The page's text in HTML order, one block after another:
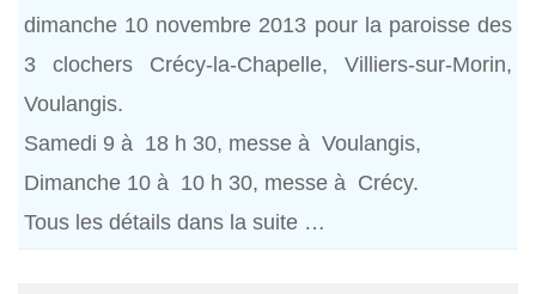
dimanche 10 novembre 2013 pour la paroisse des
3 clochers Crécy-la-Chapelle, Villiers-sur-Morin,
Voulangis.
Samedi 9 à 18 h 30, messe à Voulangis,
Dimanche 10 à 10 h 30, messe à Crécy.
Tous les détails dans la suite …